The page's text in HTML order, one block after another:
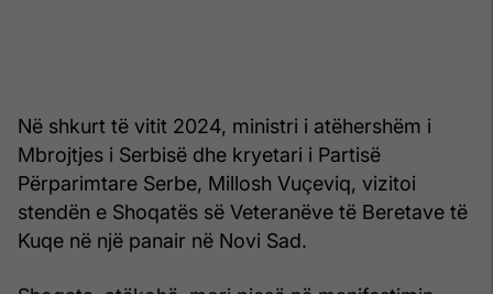
Në shkurt të vitit 2024, ministri i atëhershëm i
Mbrojtjes i Serbisë dhe kryetari i Partisë
Përparimtare Serbe, Millosh Vuçeviq, vizitoi
stendën e Shoqatës së Veteranëve të Beretave të
Kuqe në një panair në Novi Sad.